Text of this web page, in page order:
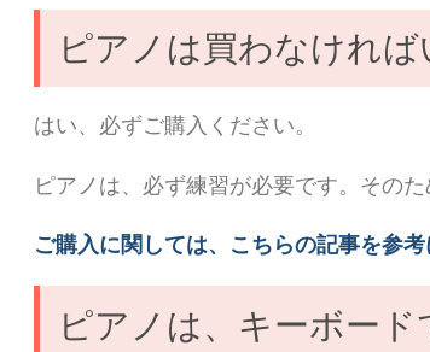
ピアノは買わなければ
はい、必ずご購入ください。
ピアノは、必ず練習が必要です。その
ご購入に関しては、こちらの記事を参考
ピアノは、キーボード